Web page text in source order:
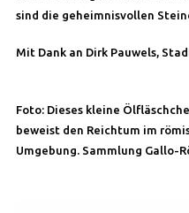
sind die geheimnisvollen
Mit Dank an Dirk Pauwels,
Foto: Dieses kleine
beweist den Reichtum im
Umgebung. Sammlung Gallo-